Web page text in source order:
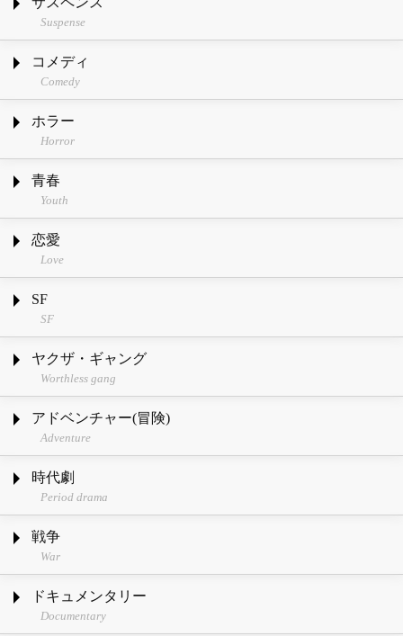
Suspense
コメディ
Comedy
ホラー
Horror
青春
Youth
恋愛
Love
SF
SF
ヤクザ・ギャング
Worthless gang
アドベンチャー(冒険)
Adventure
時代劇
Period drama
戦争
War
ドキュメンタリー
Documentary